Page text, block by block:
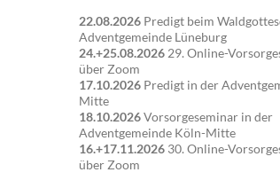
22.08.2026 Predigt beim
Adventgemeinde Lüneburg
24.+25.08.2026 29. Online-
über Zoom
17.10.2026 Predigt in der
Mitte
18.10.2026Vorsorgeseminar in der
Adventgemeinde Köln-Mitte
16.+17.11.2026 30. Online-
über Zoom